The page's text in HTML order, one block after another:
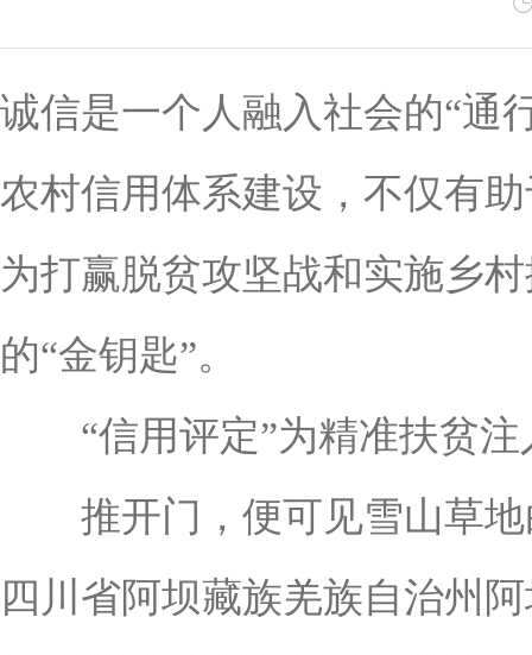
诚信是一个人融入社会的“通
农村信用体系建设，不仅有
为打赢脱贫攻坚战和实施乡
的“金钥匙”。
“信用评定”为精准扶贫注
推开门，便可见雪山草地
四川省阿坝藏族羌族自治州